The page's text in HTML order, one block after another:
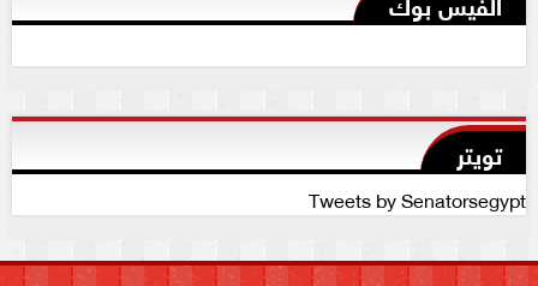
تويتر
Tweets by Senatorsegypt